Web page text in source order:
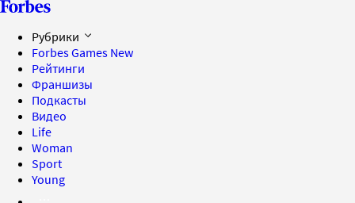
Рубрики
Forbes Games New
Рейтинги
Франшизы
Подкасты
Видео
Life
Woman
Sport
Young